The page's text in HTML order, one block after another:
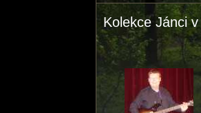
Kolekce Jánci